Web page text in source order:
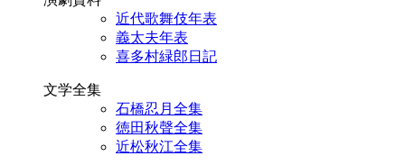
近代歌舞伎年表
義太夫年表
喜多村緑郎日記
文学全集
石橋忍月全集
徳田秋聲全集
近松秋江全集